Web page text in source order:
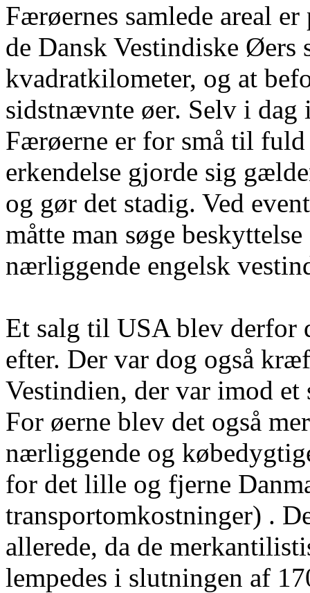
Færøernes samlede areal
de Dansk Vestindiske Øers
kvadratkilometer, og at
sidstnævnte øer. Selv i
Færøerne er for små til
erkendelse gjorde sig
og gør det stadig. Ved
måtte man søge
nærliggende engelsk
Et salg til USA blev derfor
efter. Der var dog også
Vestindien, der var imod
For øerne blev det også
nærliggende og
for det lille og fjerne
transportomkostninger) .
allerede, da de
lempedes i slutningen af